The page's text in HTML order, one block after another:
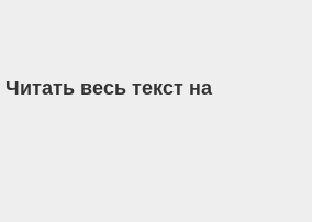
Читать весь текст на